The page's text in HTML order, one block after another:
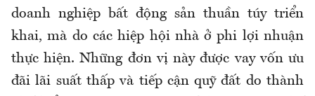
doanh nghiệp bất động sản thuần túy triển
khai, mà do các hiệp hội nhà ở phi lợi nhuận
thực hiện. Những đơn vị này được vay vốn ưu
đãi lãi suất thấp và tiếp cận quỹ đất do thành